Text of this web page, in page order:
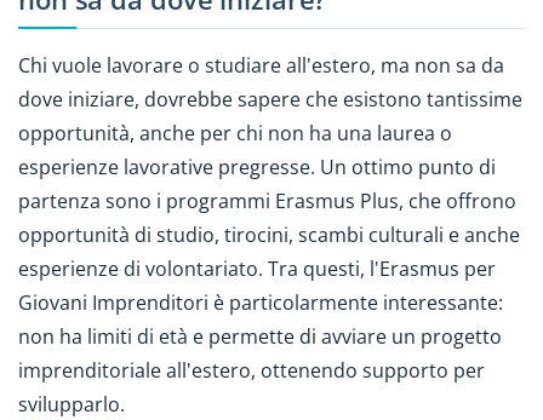
Chi vuole lavorare o studiare all'estero, ma non sa da
dove iniziare, dovrebbe sapere che esistono tantissime
opportunità, anche per chi non ha una laurea o
esperienze lavorative pregresse. Un ottimo punto di
partenza sono i programmi Erasmus Plus, che offrono
opportunità di studio, tirocini, scambi culturali e anche
esperienze di volontariato. Tra questi, l'Erasmus per
Giovani Imprenditori è particolarmente interessante:
non ha limiti di età e permette di avviare un progetto
imprenditoriale all'estero, ottenendo supporto per
svilupparlo.